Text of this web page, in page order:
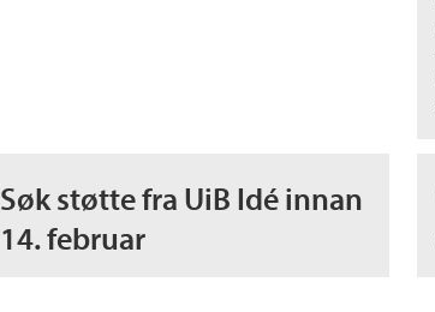
Søk støtte fra UiB Idé innan
14. februar